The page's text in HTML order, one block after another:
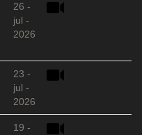
26 -
jul -
2026
23 -
jul -
2026
19 -